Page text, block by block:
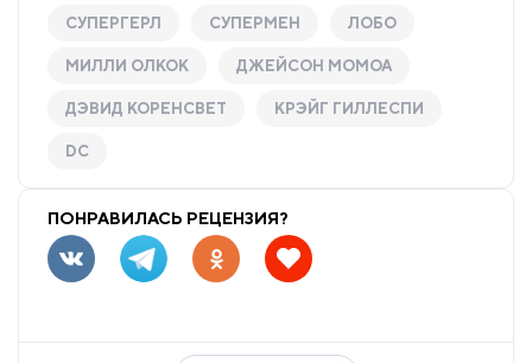
СУПЕРГЕРЛ СУПЕРМЕН ЛОБО
МИЛЛИ ОЛКОК ДЖЕЙСОН МОМОА
ДЭВИД КОРЕНСВЕТ КРЭЙГ ГИЛЛЕСПИ
DC
ПОНРАВИЛАСЬ РЕЦЕНЗИЯ?